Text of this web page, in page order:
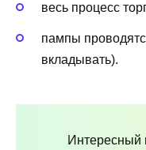
весь процесс
пампы
вкладывать).
Интересный